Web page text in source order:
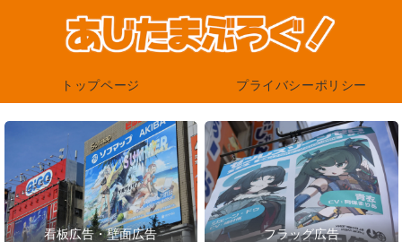
トップページ プライバシーポリシー
看板広告・壁面広告 フラッグ広告